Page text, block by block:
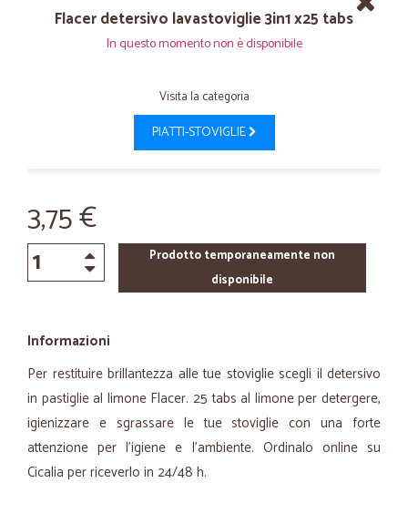
Flacer detersivo lavastoviglie 3in1 x25 tabs
In questo momento non è disponibile
Visita la categoria
PIATTI-STOVIGLIE
3,75 €
Prodotto temporaneamente non
disponibile
Informazioni
Per restituire brillantezza alle tue stoviglie scegli il detersivo
in pastiglie al limone Flacer. 25 tabs al limone per detergere,
igienizzare e sgrassare le tue stoviglie con una forte
attenzione per l’igiene e l’ambiente. Ordinalo online su
Cicalia per riceverlo in 24/48 h.